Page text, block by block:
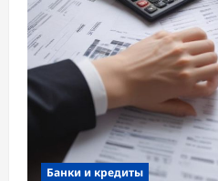
Банки и кредиты